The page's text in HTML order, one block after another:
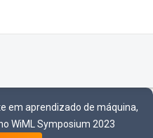
em aprendizado de máquina,
WiML Symposium 2023